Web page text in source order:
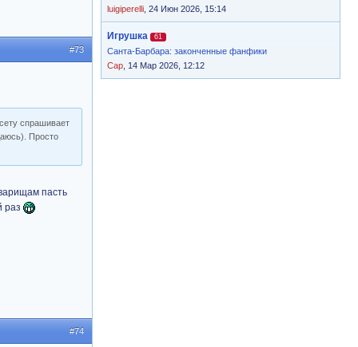
luigiperelli , 24 Июн 2026, 15:14
Игрушка 61
Санта-Барбара: законченные фанфики
Cap , 14 Мар 2026, 12:12
#73
спрашивает
Просто
пасть
раз
#74